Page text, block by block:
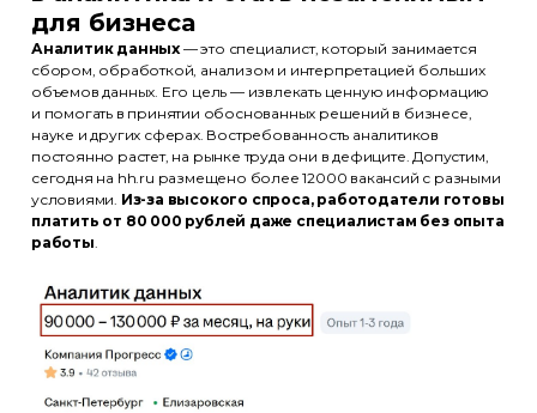
для бизнеса
Аналитик данных — это специалист, который занимается
сбором, обработкой, анализом и интерпретацией больших
объемов данных. Его цель — извлекать ценную информацию
и помогать в принятии обоснованных решений в бизнесе,
науке и других сферах. Востребованность аналитиков
постоянно растет, на рынке труда они в дефиците. Допустим,
сегодня на hh.ru размещено более 12000 вакансий с разными
условиями. Из-за высокого спроса, работодатели готовы
платить от 80 000 рублей даже специалистам без опыта
работы